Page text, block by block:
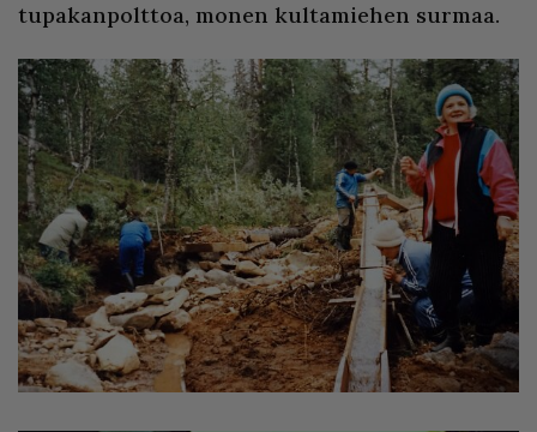
tupakanpolttoa, monen kultamiehen surmaa.